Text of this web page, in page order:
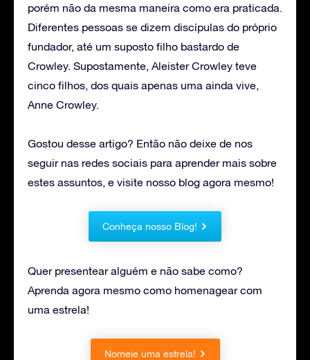
porém não da mesma maneira como era praticada.
Diferentes pessoas se dizem discípulas do próprio
fundador, até um suposto filho bastardo de
Crowley. Supostamente, Aleister Crowley teve
cinco filhos, dos quais apenas uma ainda vive,
Anne Crowley.
Gostou desse artigo? Então não deixe de nos
seguir nas redes sociais para aprender mais sobre
estes assuntos, e visite nosso blog agora mesmo!
Conheça nosso Blog!
Quer presentear alguém e não sabe como?
Aprenda agora mesmo como homenagear com
uma estrela!
Nomeie uma estrela!